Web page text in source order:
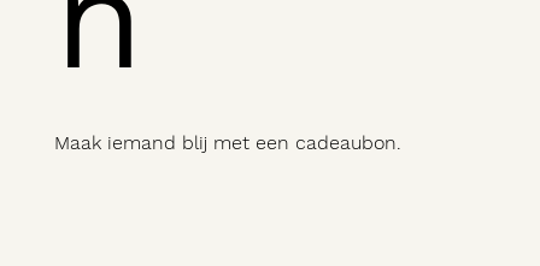
Maak iemand blij met een cadeaubon.